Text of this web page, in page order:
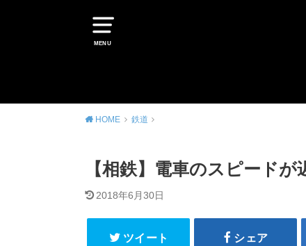
MENU
HOME 鉄道
【相鉄】電車のスピード
2018年6月30日
ツイート シェア